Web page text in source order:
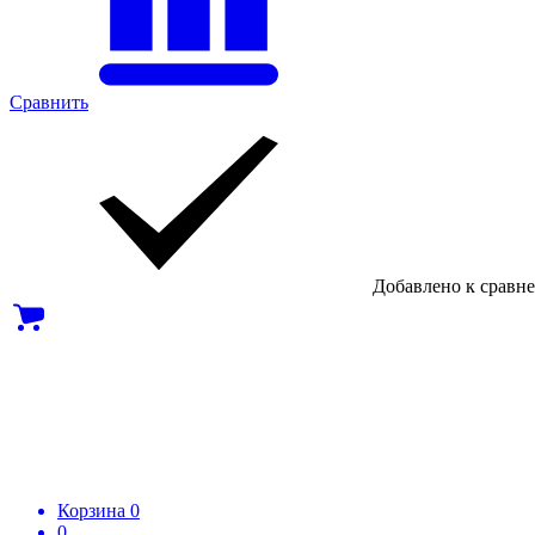
Сравнить
Добавлено к
Корзина 0